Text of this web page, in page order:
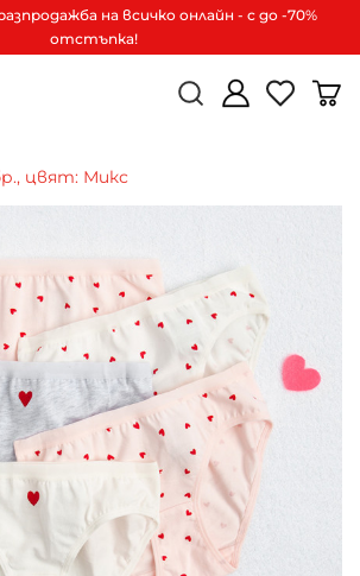
на всичко онлайн - с до -70%
отстъпка!
цвят: Микс